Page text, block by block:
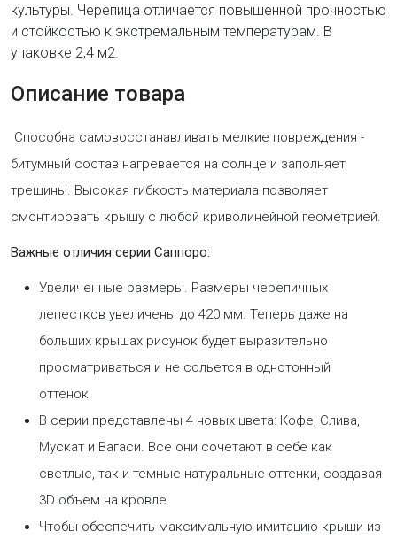
культуры. Черепица отличается повышенной прочностью
и стойкостью к экстремальным температурам. В
упаковке 2,4 м2.
Описание товара
Способна самовосстанавливать мелкие повреждения -
битумный состав нагревается на солнце и заполняет
трещины. Высокая гибкость материала позволяет
смонтировать крышу с любой криволинейной геометрией.
Важные отличия серии Саппоро:
Увеличенные размеры. Размеры черепичных
лепестков увеличены до 420 мм. Теперь даже на
больших крышах рисунок будет выразительно
просматриваться и не сольется в однотонный
оттенок.
В серии представлены 4 новых цвета: Кофе, Слива,
Мускат и Вагаси. Все они сочетают в себе как
светлые, так и темные натуральные оттенки, создавая
3D объем на кровле.
Чтобы обеспечить максимальную имитацию крыши из